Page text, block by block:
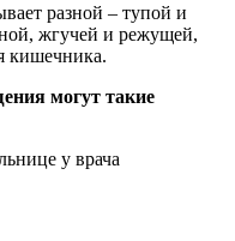
разной – тупой и
жгучей и режущей,
кишечника.
могут такие